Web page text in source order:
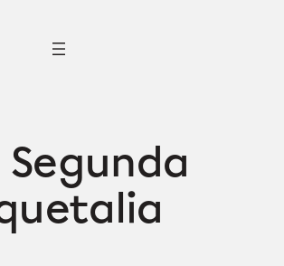
Segunda